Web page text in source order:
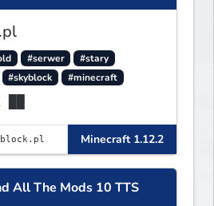
#serwer
#stary
#skyblock #minecraft
██
Minecraft 1.12.2
All The Mods 10 TTS